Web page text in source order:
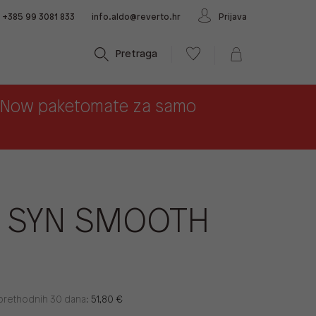
+385 99 3081 833 info.aldo@reverto.hr Prijava
Pretraga
paketomate za samo
SYN SMOOTH
30 dana: 51,80 €